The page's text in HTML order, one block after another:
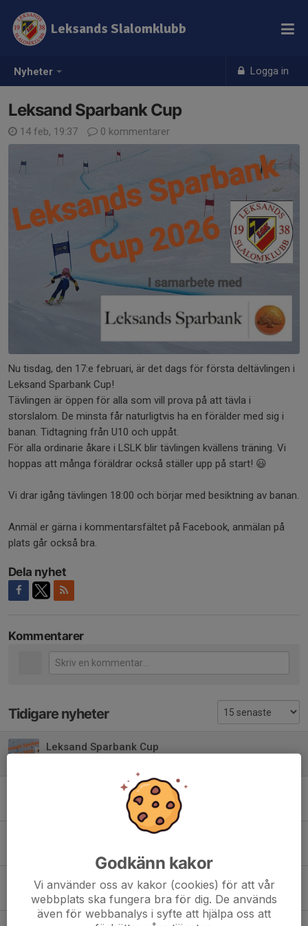
Nyheter Logga in
Leksands Slalomklubb
Leksand Sparbank Cup
14 feb, 19:37 0 kommentarer
Nu tisdag, den 17:e februari, är det dags för första deltävlingen i
Leksand Sparbank Cup!
Tävlingen är öppen för alla som vill prova på att tävla i
storslalom. De minsta får naturligtvis ha en förälder med sig i
banan. Tidtagning från U10 och uppåt.
För alla ordinarie åkare i LSLK blir tävlingen kvällens träning. Vi
hoppas att många föräldrar också ställer upp på start! 😃
Vi drar igång tävlingen 18:00 och börjar med besiktning av banan.
Anmäl er gärna i kommentarsfältet på Facebook, anmälan på
plats går också bra.
Dela nyhet
Kommentarer
Tidigare nyheter
Leksand Sparbank Cup
Påminnelse till våra nya medlemmar
0
Första deltävlingen i Södra Dalacupen 2026
Länk till Lagledarmöte 24/1 20:00
24 jan, 18:54 0
Godkänn kakor
Vi använder oss av kakor (cookies) för att vår
webbplats ska fungera bra för dig. De används
även för webbanalys i syfte att hjälpa oss att